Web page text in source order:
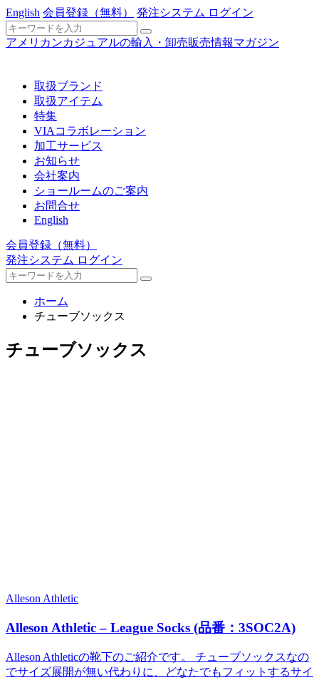
English 会員登録 （無料） 発注システム ログイン
アメリカンカジュアルの輸入・卸売販売情報マガジン
取扱ブランド
取扱アイテム
特集
VIAコラボレーション
加工サービス
お知らせ
会社案内
ショールームのご案内
お問合せ
English
会員登録 （無料）
発注システム ログイン
ホーム
チューブソックス
チューブソックス
Alleson Athletic
Alleson Athletic – League Socks (品番：3SOC2A)
Alleson Athleticの靴下のご紹介です。 チューブソックスなの
でサイズ展開が無い代わりに、どなたでもフィットするサイ